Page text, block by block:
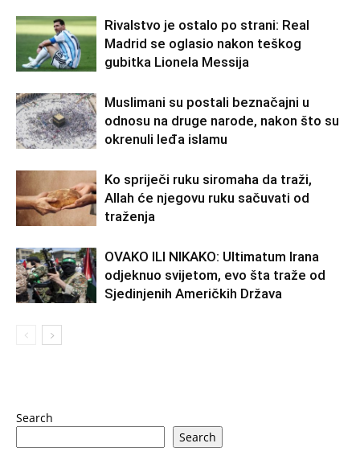
Rivalstvo je ostalo po strani: Real
Madrid se oglasio nakon teškog
gubitka Lionela Messija
Muslimani su postali beznačajni u
odnosu na druge narode, nakon što su
okrenuli leđa islamu
Ko spriječi ruku siromaha da traži,
Allah će njegovu ruku sačuvati od
traženja
OVAKO ILI NIKAKO: Ultimatum Irana
odjeknuo svijetom, evo šta traže od
Sjedinjenih Američkih Država
Search
Search